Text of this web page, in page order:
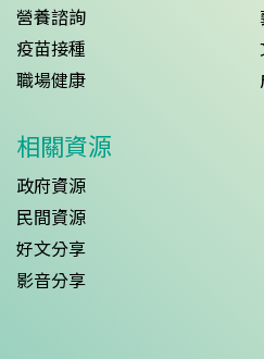
營養諮詢
疫苗接種
職場健康
相關資源
政府資源
民間資源
好文分享
影音分享